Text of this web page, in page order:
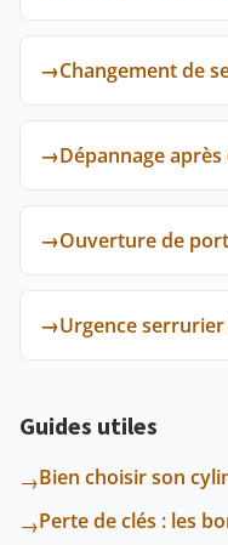
→Changement de
→Dépannage
→Ouverture de
→Urgence
Guides utiles
→Bien choisir son
→Perte de clés : les